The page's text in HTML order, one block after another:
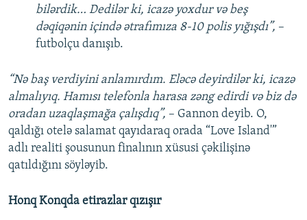
bilərdik… Dedilər ki, icazə yoxdur və beş
dəqiqənin içində ətrafımıza 8-10 polis yığışdı”, –
futbolçu danışıb.
“Nə baş verdiyini anlamırdım. Eləcə deyirdilər ki, icazə
almalıyıq. Hamısı telefonla harasa zəng edirdi və biz də
oradan uzaqlaşmağa çalışdıq”, – Gannon deyib. O,
qaldığı otelə salamat qayıdaraq orada “Love Island'”
adlı realiti şousunun finalının xüsusi çəkilişinə
qatıldığını söyləyib.
Honq Konqda etirazlar qızışır